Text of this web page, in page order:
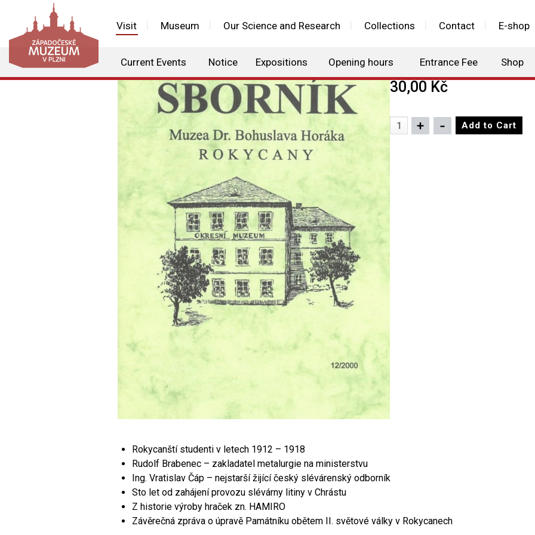
Visit Museum Our Science and Research Collections Contact E-shop
Current Events Notice Expositions Opening hours Entrance Fee Shop
30,00 Kč
Rokycanští studenti v letech 1912 – 1918
Rudolf Brabenec – zakladatel metalurgie na ministerstvu
Ing. Vratislav Čáp – nejstarší žijící český slévárenský odborník
Sto let od zahájení provozu slévárny litiny v Chrástu
Z historie výroby hraček zn. HAMIRO
Závěrečná zpráva o úpravě Památníku obětem II. světové války v Rokycanech